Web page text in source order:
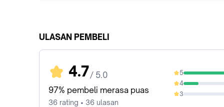
ULASAN PEMBELI
4.7/ 5.0
97% pembeli merasa puas
36 rating • 36 ulasan
5
80.56%
4
16.67%
3
0%